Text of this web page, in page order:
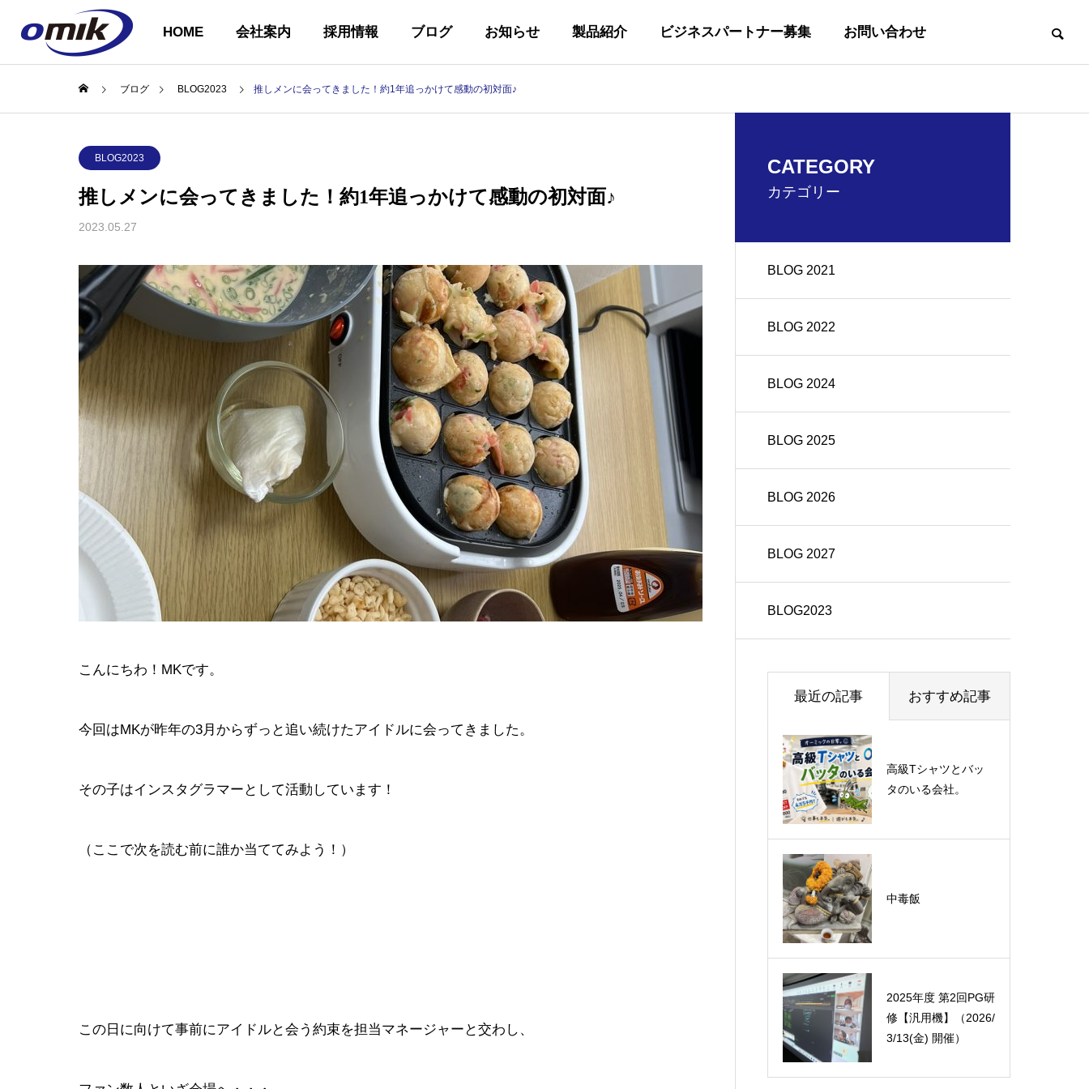
HOME 会社案内 採用情報 ブログ お知らせ 製品紹介 ビジネスパートナー募集 お問い合わせ
COMPANY
会社案内
BUSINESS
企業理念
PHILOSOPHY
私たちの取り組み
INITIATIVES
沿革
OUTLINE
会社イベント
EVENT
アクセス
ACCESS
ブログ BLOG2023 推しメンに会ってきました！約1年追っかけて感動の初対面♪
BLOG2023
推しメンに会ってきました！約1年追っかけて感動の初対面♪
2023.05.27
こんにちわ！MKです。
今回はMKが昨年の3月からずっと追い続けたアイドルに会ってきました。
その子はインスタグラマーとして活動しています！
（ここで次を読む前に誰か当ててみよう！）
この日に向けて事前にアイドルと会う約束を担当マネージャーと交わし、
CATEGORY
カテゴリー
BLOG 2021
BLOG 2022
BLOG 2024
BLOG 2025
BLOG 2026
BLOG 2027
BLOG2023
最近の記事 おすすめ記事
高級Tシャツとバッ
タのいる会社。
中毒飯
2025年度 第2回PG研
修【汎用機】（2026/
3/13(金) 開催）
く旅に行って来まし
た！（秋保温泉）
月入社式